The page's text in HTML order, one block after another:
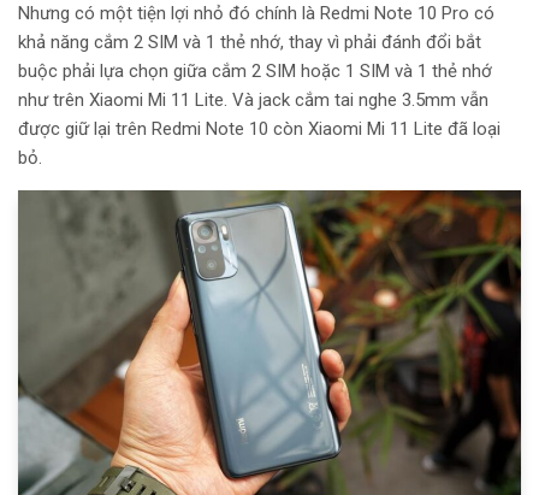
Nhưng có một tiện lợi nhỏ đó chính là Redmi Note 10 Pro có
khả năng cắm 2 SIM và 1 thẻ nhớ, thay vì phải đánh đổi bắt
buộc phải lựa chọn giữa cắm 2 SIM hoặc 1 SIM và 1 thẻ nhớ
như trên Xiaomi Mi 11 Lite. Và jack cắm tai nghe 3.5mm vẫn
được giữ lại trên Redmi Note 10 còn Xiaomi Mi 11 Lite đã loại
bỏ.